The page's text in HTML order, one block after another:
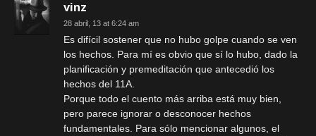
vinz
28 abril, 13 at 6:24 am
Es difícil sostener que no hubo golpe cuando se ven
los hechos. Para mí es obvio que sí lo hubo, dado la
planificación y premeditación que antecedió los
hechos del 11A.
Porque todo el cuento más arriba está muy bien,
pero parece ignorar o desconocer hechos
fundamentales. Para sólo mencionar algunos, el